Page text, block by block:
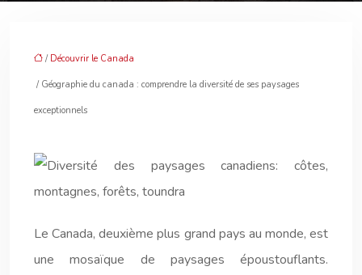
/ Découvrir le Canada
/ Géographie du canada : comprendre la diversité de ses paysages
exceptionnels
Le Canada, deuxième plus grand pays au monde, est
une mosaïque de paysages époustouflants.